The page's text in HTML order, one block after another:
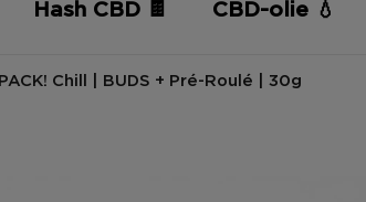
Hash CBD 🍫 CBD-olie 💧
PACK! Chill | BUDS + Pré-Roulé | 30g